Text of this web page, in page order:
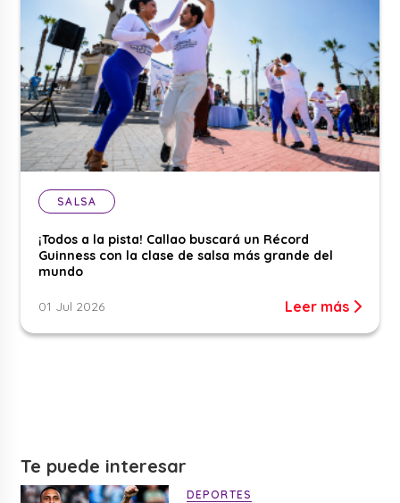
SALSA
¡Todos a la pista! Callao buscará un Récord
Guinness con la clase de salsa más grande del
mundo
01 Jul 2026 Leer más
Te puede interesar
DEPORTES